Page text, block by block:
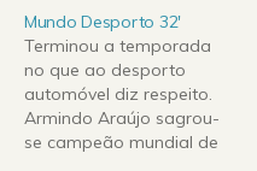
Mundo Desporto 32′
Terminou a temporada
no que ao desporto
automóvel diz respeito.
Armindo Araújo sagrou-
se campeão mundial de